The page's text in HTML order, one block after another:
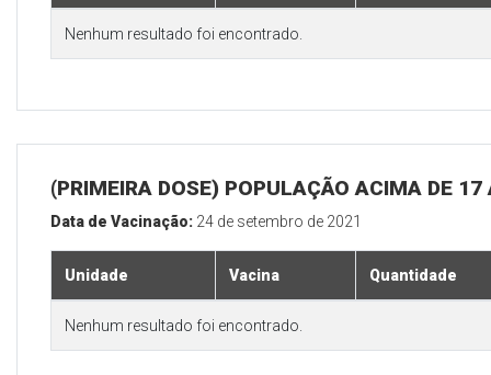
Nenhum resultado foi encontrado.
(PRIMEIRA DOSE) POPULAÇÃO ACIMA DE 17
Data de Vacinação: 24 de setembro de 2021
Unidade Vacina Quantidade
Nenhum resultado foi encontrado.